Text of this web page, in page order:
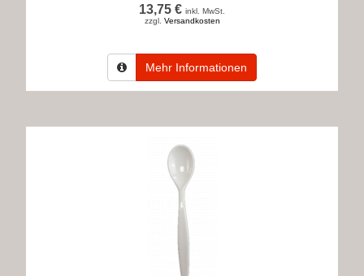
13,75 € inkl. MwSt.
zzgl. Versandkosten
Mehr Informationen